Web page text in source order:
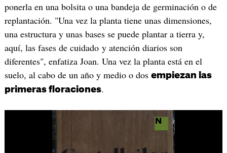
ponerla en una bolsita o una bandeja de germinación o de
replantación. "Una vez la planta tiene unas dimensiones,
una estructura y unas bases se puede plantar a tierra y,
aquí, las fases de cuidado y atención diarios son
diferentes", enfatiza Joan. Una vez la planta está en el
suelo, al cabo de un año y medio o dos empiezan las
primeras floraciones.